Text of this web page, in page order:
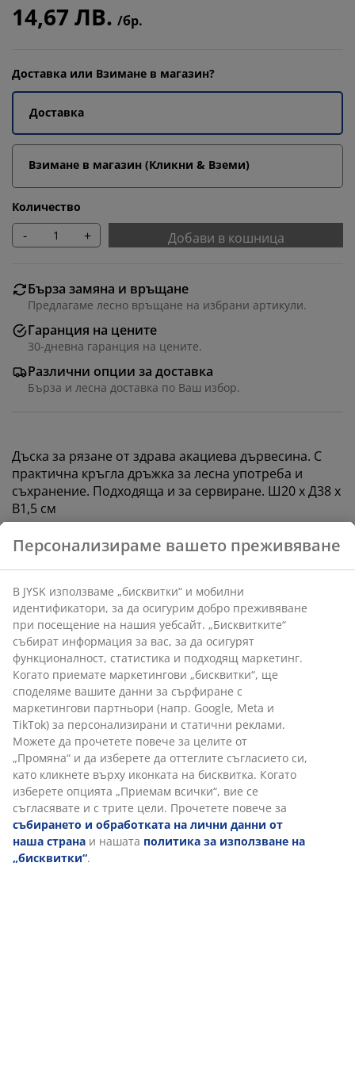
14,67 ЛВ. /бр.
Доставка или Взимане в магазин?
Доставка
Взимане в магазин (Кликни & Вземи)
Количество
- + Добави в кошница
Бърза замяна и връщане
Предлагаме лесно връщане на избрани артикули.
Гаранция на цените
30-дневна гаранция на цените.
Различни опции за доставка
Бърза и лесна доставка по Ваш избор.
Дъска за рязане от здрава акациева дървесина. С
практична кръгла дръжка за лесна употреба и
съхранение. Подходяща и за сервиране. Ш20 x Д38 x
В1,5 см
Артикул: 4912797
Характеристики
Отзиви
(6
Доставка
Персонализираме вашето преживяване
В JYSK използваме „бисквитки“ и мобилни
идентификатори, за да осигурим добро преживяване
при посещение на нашия уебсайт. „Бисквитките“
събират информация за вас, за да осигурят
функционалност, статистика и подходящ маркетинг.
Когато приемате маркетингови „бисквитки“, ще
споделяме вашите данни за сърфиране с
маркетингови партньори (напр. Google, Meta и TikTok)
за персонализирани и статични реклами. Можете да
прочетете повече за целите от „Промяна“ и да
изберете да оттеглите съгласието си, като кликнете
върху иконката на бисквитка. Когато изберете опцията
„Приемам всички“, вие се съгласявате и с трите цели.
Прочетете повече засъбирането и обработката на
лични данни от наша страна